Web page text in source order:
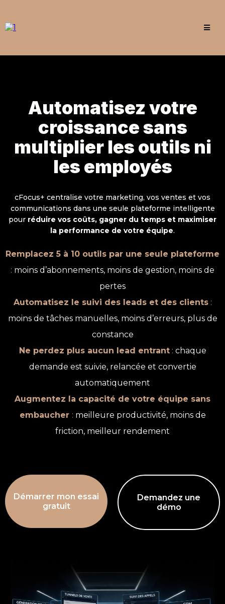
Automatisez votre
croissance sans
multiplier les outils ni
les employés
cFocus+ centralise votre marketing, vos ventes et vos
communications dans une seule plateforme intelligente
pour réduire vos coûts, gagner du temps et maximiser
la performance de votre équipe.
Remplacez 5 à 10 outils par une seule plateforme
: moins d’abonnements, moins de gestion, moins de
pertes
Automatisez le suivi des leads et des clients:
moins de tâches manuelles, moins d’erreurs, plus de
constance
Ne perdez plus aucun lead entrant: chaque
demande est suivie, relancée et convertie
automatiquement
Augmentez la capacité de votre équipe sans
embaucher : meilleure productivité, moins de
friction, meilleur rendement
Démarrer mon essai
gratuit
Demandez une
démo